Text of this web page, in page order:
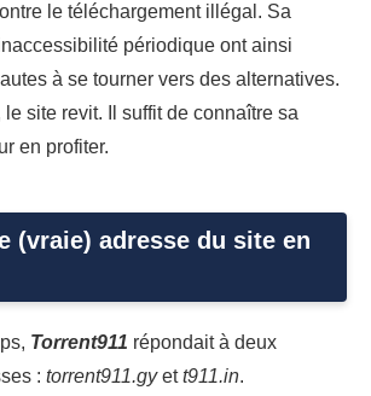
le téléchargement illégal. Sa
périodique ont ainsi
à se tourner vers des alternatives.
le site revit. Il suffit de connaître sa
en profiter.
(vraie) adresse du site en
Torrent911 répondait à deux
: torrent911.gyett911.in.